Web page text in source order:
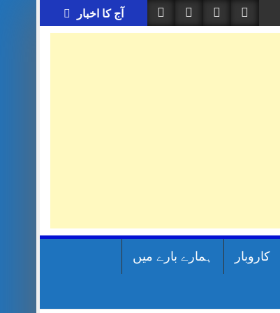
آج کا اخبار
کاروبار ہمارے بارے میں